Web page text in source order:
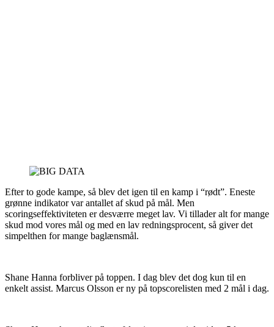
Efter to gode kampe, så blev det igen til en kamp i “rødt”. Eneste
grønne indikator var antallet af skud på mål. Men
scoringseffektiviteten er desværre meget lav. Vi tillader alt for mange
skud mod vores mål og med en lav redningsprocent, så giver det
simpelthen for mange baglænsmål.
Shane Hanna forbliver på toppen. I dag blev det dog kun til en
enkelt assist. Marcus Olsson er ny på topscorelisten med 2 mål i dag.